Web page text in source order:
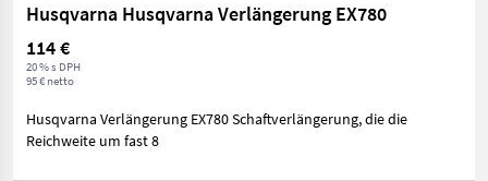
Husqvarna Husqvarna Verlängerung EX780
114 €
20 % s DPH
95 € netto
Husqvarna Verlängerung EX780 Schaftverlängerung, die die
Reichweite um fast 8